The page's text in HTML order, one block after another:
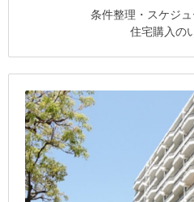
条件整理・スケジ
住宅購入の